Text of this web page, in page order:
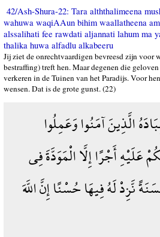
42/Ash-Shura-22: Tara alththalimeena
wahuwa waqiAAun bihim waallatheena
alssalihati fee rawdati aljannati lahum ma
thalika huwa alfadlu alkabeeru
Jij ziet de onrechtvaardigen bevreesd zijn voor
bestraffing) treft hen. Maar degenen die
verkeren in de Tuinen van het Paradijs. Voor
wensen. Dat is de grote gunst. (22)
الَّذِينَ آمَنُوا وَعَمِلُوا
عَلَيْهِ أَجْرًا إِلَّا الْمَوَدَّةَ فِي
نَّزِدْ لَهُ فِيهَا حُسْنًا إِنَّ اللَّهَ